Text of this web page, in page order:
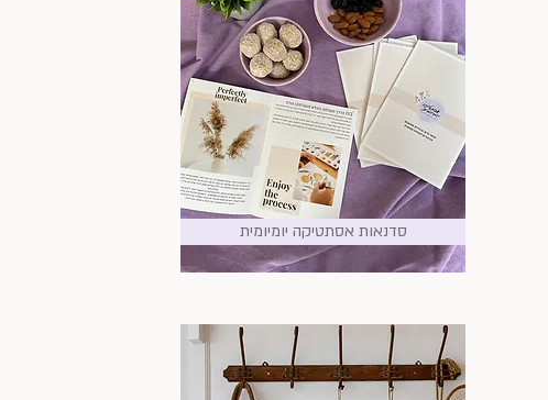
סדנאות אסתטיקה יומיומית